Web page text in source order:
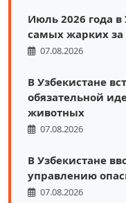
Июль 2026 года
самых жарких
07.08.2026
В Узбекистане
обязательной
животных
07.08.2026
В Узбекистане
управлению
07.08.2026